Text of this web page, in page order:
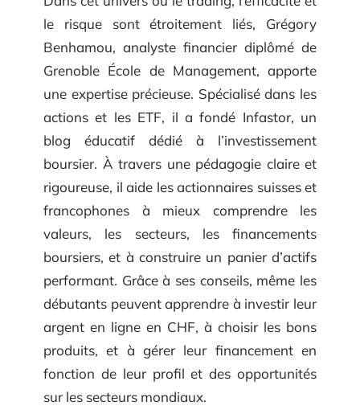
le risque sont étroitement liés, Grégory
Benhamou, analyste financier diplômé de
Grenoble École de Management, apporte
une expertise précieuse. Spécialisé dans les
actions et les ETF, il a fondé Infastor, un
blog éducatif dédié à l’investissement
boursier. À travers une pédagogie claire et
rigoureuse, il aide les actionnaires suisses et
francophones à mieux comprendre les
valeurs, les secteurs, les financements
boursiers, et à construire un panier d’actifs
performant. Grâce à ses conseils, même les
débutants peuvent apprendre à investir leur
argent en ligne en CHF, à choisir les bons
produits, et à gérer leur financement en
fonction de leur profil et des opportunités
sur les secteurs mondiaux.